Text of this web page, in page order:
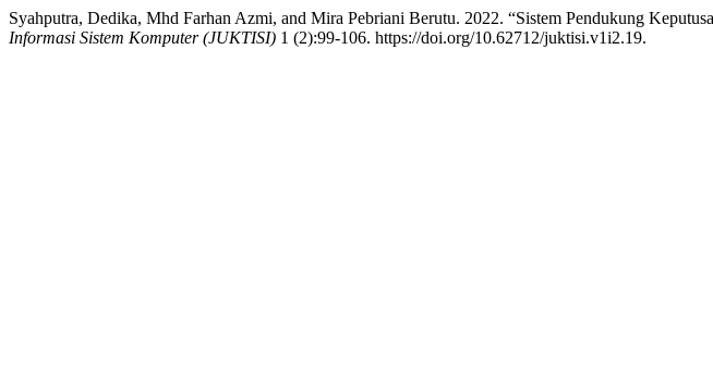
Syahputra, Dedika, Mhd Farhan Azmi, and Mira Pebriani Berutu. 2022. “Sistem Pendukung
Informasi Sistem Komputer (JUKTISI) 1 (2):99-106. https://doi.org/10.62712/juktisi.v1i2.19.